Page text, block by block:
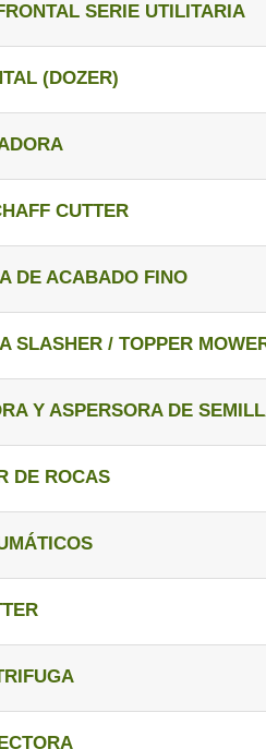
SERIE UTILITARIA
(DOZER)
CUTTER
DE ACABADO FINO
SLASHER / TOPPER
Y ASPERSORA DE
DE ROCAS